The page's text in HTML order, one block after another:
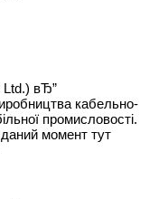
вЂ”
кабельно-
промисловості.
даний момент тут